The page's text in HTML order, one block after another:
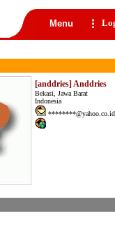
Menu
[anddries] Anddries
Bekasi, Jawa Barat
Indonesia
********@yahoo.co.id